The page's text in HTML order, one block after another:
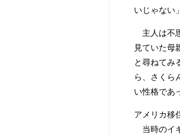
いじゃない
主人は不
見ていた母
と尋ねてみ
ら、さくら
い性格であ
アメリカ移
当時のイ